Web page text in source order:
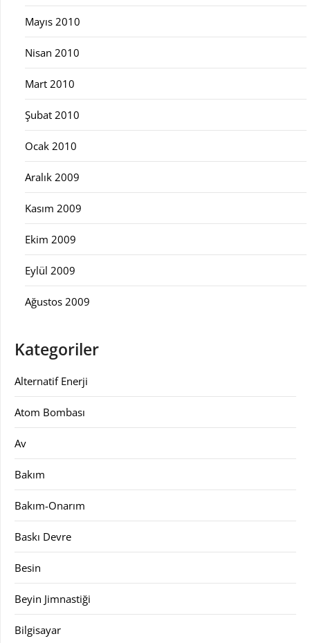
Mayıs 2010
Nisan 2010
Mart 2010
Şubat 2010
Ocak 2010
Aralık 2009
Kasım 2009
Ekim 2009
Eylül 2009
Ağustos 2009
Kategoriler
Alternatif Enerji
Atom Bombası
Av
Bakım
Bakım-Onarım
Baskı Devre
Besin
Beyin Jimnastiği
Bilgisayar